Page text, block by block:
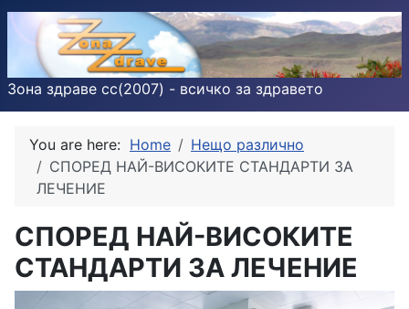
Зона здраве cc(2007) - всичко за здравето
You are here: Home
Нещо различно
СПОРЕД НАЙ-ВИСОКИТЕ СТАНДАРТИ ЗА
ЛЕЧЕНИЕ
СПОРЕД НАЙ-ВИСОКИТЕ
СТАНДАРТИ ЗА ЛЕЧЕНИЕ